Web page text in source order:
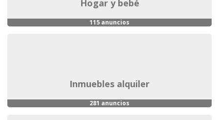
hogar y bebé
115 anuncios
inmuebles alquiler
281 anuncios